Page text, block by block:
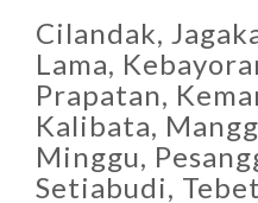
Cilandak,
Lama,
Prapatan,
Kalibata,
Minggu,
Setiabudi,